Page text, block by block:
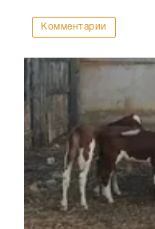
Комментарии